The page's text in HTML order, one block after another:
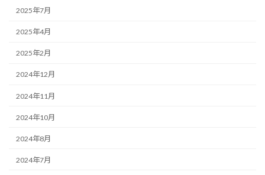
2025年7月
2025年4月
2025年2月
2024年12月
2024年11月
2024年10月
2024年8月
2024年7月